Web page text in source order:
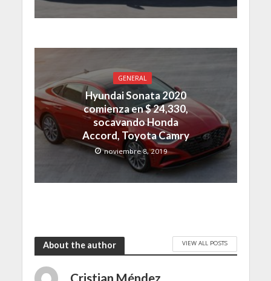
GENERAL
Hyundai Sonata 2020
comienza en $ 24,330,
socavando Honda
Accord, Toyota Camry
noviembre 8, 2019
About the author VIEW ALL POSTS